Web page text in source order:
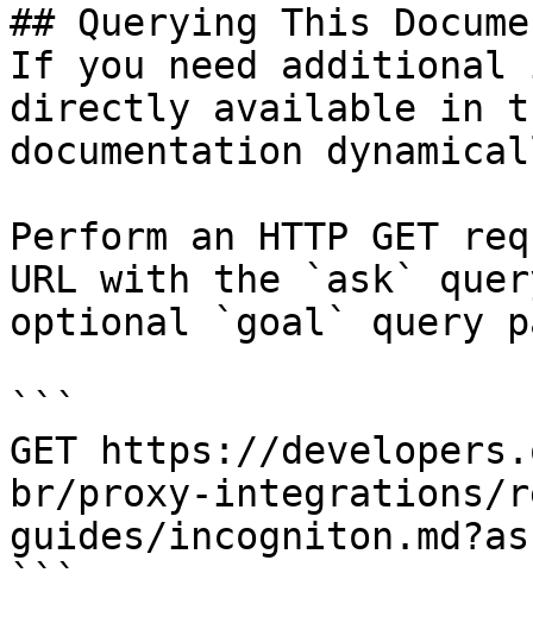
## Querying This
If you need
directly available in
documentation
Perform an HTTP GET
URL with the `ask`
optional `goal` query
```
GET https://
br/proxy-integrations/
guides/
```